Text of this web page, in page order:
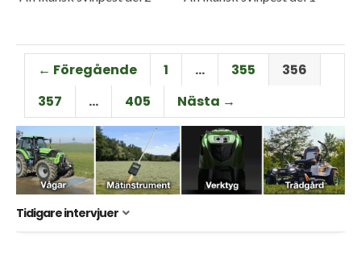
← Föregående 1 … 355
356
357
… 405 Nästa →
Tidigare intervjuer